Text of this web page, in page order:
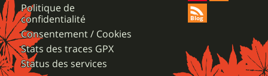
Politique de
confidentialité
Consentement / Cookies
Stats des traces GPX
Status des services